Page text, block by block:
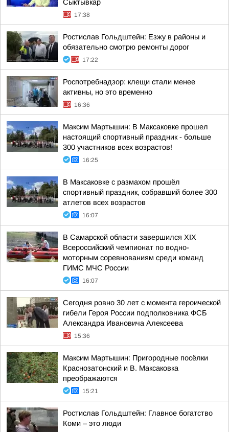
Сыктывкар
17:38
Ростислав Гольдштейн: Езжу в районы и
обязательно смотрю ремонты дорог
17:22
Роспотребнадзор: клещи стали менее
активны, но это временно
16:36
Максим Мартышин: В Максаковке прошел
настоящий спортивный праздник - больше
300 участников всех возрастов!
16:25
В Максаковке с размахом прошёл
спортивный праздник, собравший более 300
атлетов всех возрастов
16:07
В Самарской области завершился XIХ
Всероссийский чемпионат по водно-
моторным соревнованиям среди команд
ГИМС МЧС России
16:07
Сегодня ровно 30 лет с момента героической
гибели Героя России подполковника ФСБ
Александра Ивановича Алексеева
15:36
Максим Мартышин: Пригородные посёлки
Краснозатонский и В. Максаковка
преображаются
15:21
Ростислав Гольдштейн: Главное богатство
Коми – это люди